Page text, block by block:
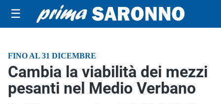
☰
FINO AL 31 DICEMBRE
Cambia la viabilità dei mezzi
pesanti nel Medio Verbano